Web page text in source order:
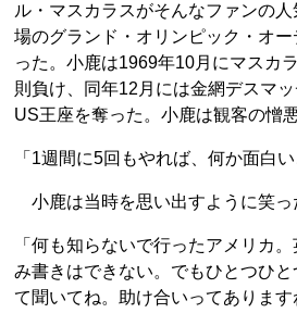
ル・マスカラスがそんなファンの
場のグランド・オリンピック・オ
った。小鹿は1969年10月にマスカ
則負け、同年12月には金網デスマ
US王座を奪った。小鹿は観客の憎
「1週間に5回もやれば、何か面白
小鹿は当時を思い出すように笑っ
「何も知らないで行ったアメリカ
み書きはできない。でもひとつひ
て聞いてね。助け合いってありま